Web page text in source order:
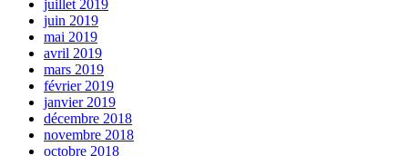
juillet 2019
juin 2019
mai 2019
avril 2019
mars 2019
février 2019
janvier 2019
décembre 2018
novembre 2018
octobre 2018